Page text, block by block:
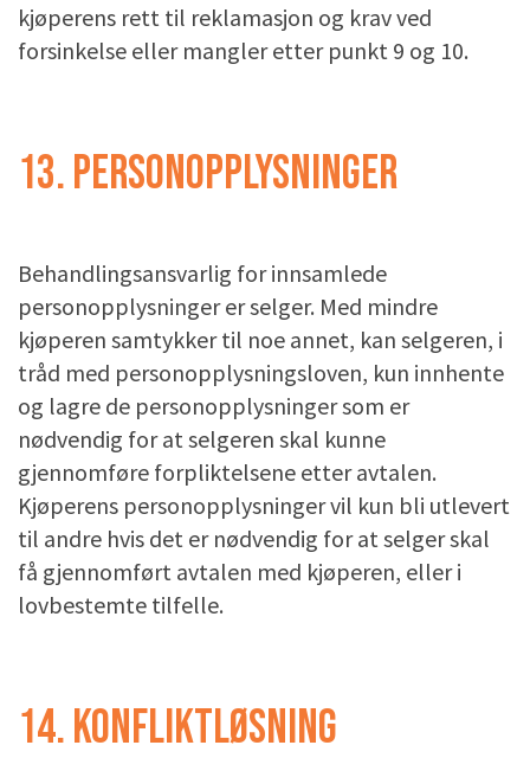
kjøperens rett til reklamasjon og krav ved
forsinkelse eller mangler etter punkt 9 og 10.
13. PERSONOPPLYSNINGER
Behandlingsansvarlig for innsamlede
personopplysninger er selger. Med mindre
kjøperen samtykker til noe annet, kan selgeren, i
tråd med personopplysningsloven, kun innhente
og lagre de personopplysninger som er
nødvendig for at selgeren skal kunne
gjennomføre forpliktelsene etter avtalen.
Kjøperens personopplysninger vil kun bli utlevert
til andre hvis det er nødvendig for at selger skal
få gjennomført avtalen med kjøperen, eller i
lovbestemte tilfelle.
14. KONFLIKTLØSNING